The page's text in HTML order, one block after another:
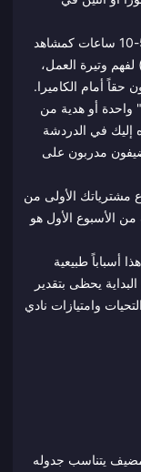
اقضِ ما لا يقل عن 5-10 ساعات كمشاهد
وتيرة العمل،
حقاً أمام الكاميرا.
واحدة أو هدية من
إليك في الدردشة
نصية. المضيفون مدربون على
مشترياتك الأولى من
الأسبوع الأول هو
أسباباً طبيعية
يحظى بتقدير
وامتيازات نادي
يتناسب جدوله